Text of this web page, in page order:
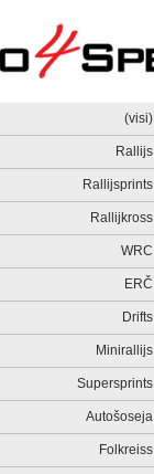
(visi)
Rallijs
Rallijsprints
Rallijkross
WRC
ERČ
Drifts
Minirallijs
Supersprints
Autošoseja
Folkreiss